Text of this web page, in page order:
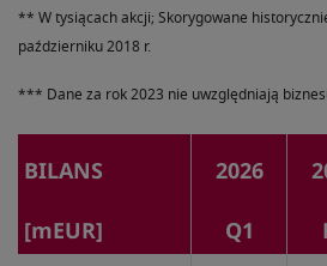
** W tysiącach akcji; Skorygowane
październiku 2018 r.
*** Dane za rok 2023 nie uwzględniają
BILANS 2026
[mEUR] Q1